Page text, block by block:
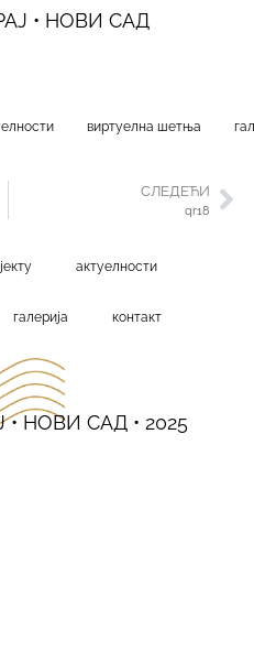
• НОВИ САД
виртуелна шетња
СЛЕДЕЋИ
qr18
актуелности
галерија контакт
НОВИ САД • 2025